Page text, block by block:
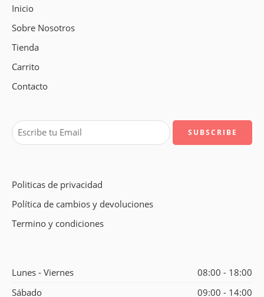
Inicio
Sobre Nosotros
Tienda
Carrito
Contacto
Politicas de privacidad
Política de cambios y devoluciones
Termino y condiciones
Lunes - Viernes
08:00 - 18:00
Sábado
09:00 - 14:00